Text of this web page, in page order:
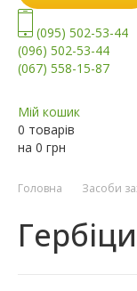
(095) 502-53-44
(096) 502-53-44
(067) 558-15-87
Мій кошик
0 товарів
на 0 грн
Головна Засоби